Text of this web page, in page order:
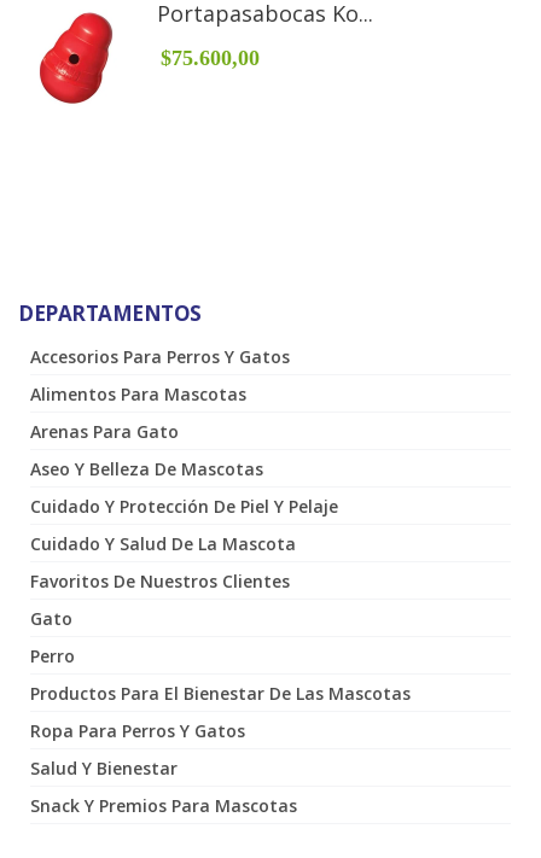
Portapasabocas Ko...
$75.600,00
DEPARTAMENTOS
Accesorios Para Perros Y Gatos
Alimentos Para Mascotas
Arenas Para Gato
Aseo Y Belleza De Mascotas
Cuidado Y Protección De Piel Y Pelaje
Cuidado Y Salud De La Mascota
Favoritos De Nuestros Clientes
Gato
Perro
Productos Para El Bienestar De Las Mascotas
Ropa Para Perros Y Gatos
Salud Y Bienestar
Snack Y Premios Para Mascotas